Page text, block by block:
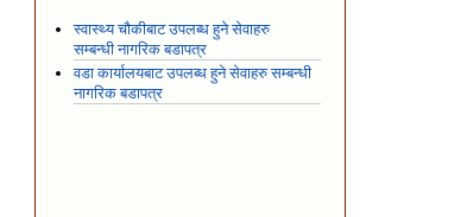
स्वास्थ्य चौकीबाट उपलब्ध हुने सेवाहरु
सम्बन्धी नागरिक बडापत्र
वडा कार्यालयबाट उपलब्ध हुने सेवाहरु सम्बन्धी
नागरिक बडापत्र